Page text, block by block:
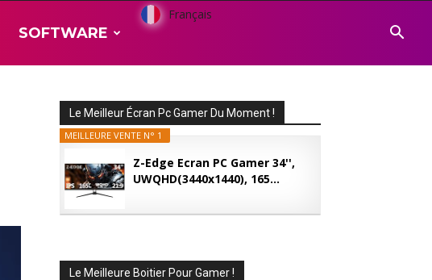
SOFTWARE
Français
Le Meilleur Écran Pc Gamer Du Moment !
MEILLEURE VENTE N° 1
Z-Edge Ecran PC Gamer 34'',
UWQHD(3440x1440), 165...
Le Meilleure Boitier Pour Gamer !